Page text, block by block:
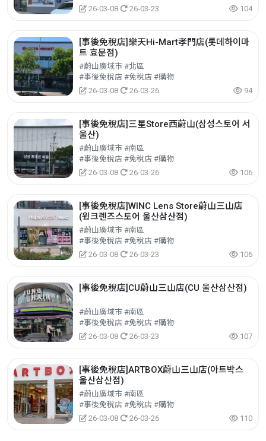
26-03-08
26-03-23 104
[事後免稅店]樂天Hi-Mart孝門店(롯데하이마
트 효문점)
#蔚山廣域市 #北區
#事後免稅店 #免稅店 #購物
26-03-08
26-03-26 94
[事後免稅店]三星Store西蔚山(삼성스토어 서
울산)
#蔚山廣域市 #南區
#事後免稅店 #免稅店 #購物
26-03-08
26-03-26 106
[事後免稅店]WINC Lens Store蔚山三山店
(윙크렌즈스토어 울산삼산점)
#蔚山廣域市 #南區
#事後免稅店 #免稅店 #購物
26-03-08
26-03-23 106
[事後免稅店]CU蔚山三山店(CU 울산삼산점)
#蔚山廣域市 #南區
#事後免稅店 #免稅店 #購物
26-03-08
26-03-23 107
[事後免稅店]ARTBOX蔚山三山店(아트박스
울산삼산점)
#蔚山廣域市 #南區
#事後免稅店 #免稅店 #購物
26-03-08
26-03-26 110